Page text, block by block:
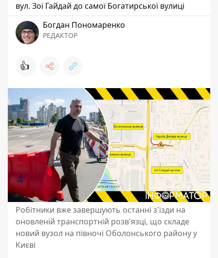
вул. Зої Гайдай до самої Богатирської вулиці
Богдан Пономаренко
РЕДАКТОР
👍
Робітники вже завершують останні з'їзди на
оновленій транспортній розв'язці, що складе
новий вузол на півночі Оболонського району у
Києві